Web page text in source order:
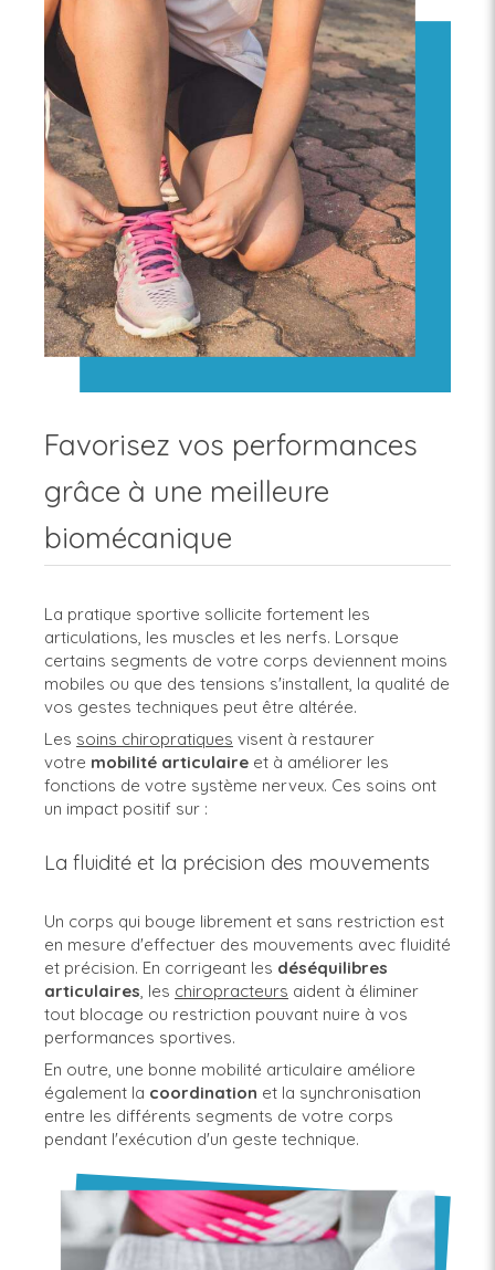
Favorisez vos performances
grâce à une meilleure
biomécanique
La pratique sportive sollicite fortement les
articulations, les muscles et les nerfs. Lorsque
certains segments de votre corps deviennent moins
mobiles ou que des tensions s'installent, la qualité de
vos gestes techniques peut être altérée.
Les soins chiropratiques visent à restaurer
votre mobilité articulaire et à améliorer les
fonctions de votre système nerveux. Ces soins ont
un impact positif sur :
La fluidité et la précision des mouvements
Un corps qui bouge librement et sans restriction est
en mesure d'effectuer des mouvements avec fluidité
et précision. En corrigeant les déséquilibres
articulaires , les chiropracteurs aident à éliminer
tout blocage ou restriction pouvant nuire à vos
performances sportives.
En outre, une bonne mobilité articulaire améliore
également la coordination et la synchronisation
entre les différents segments de votre corps
pendant l'exécution d'un geste technique.